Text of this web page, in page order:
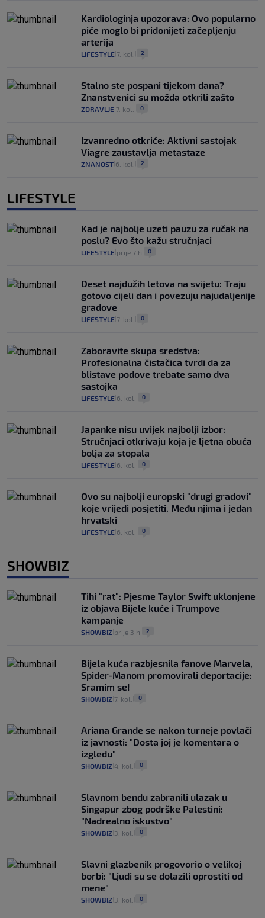
Kardiologinja upozorava: Ovo popularno
piće moglo bi pridonijeti začepljenju
arterija
LIFESTYLE 7. kol. 2
Stalno ste pospani tijekom dana?
Znanstvenici su možda otkrili zašto
ZDRAVLJE 7. kol. 0
Izvanredno otkriće: Aktivni sastojak
Viagre zaustavlja metastaze
ZNANOST 6. kol. 2
LIFESTYLE
Kad je najbolje uzeti pauzu za ručak na
poslu? Evo što kažu stručnjaci
LIFESTYLE prije 7 h 0
Deset najdužih letova na svijetu: Traju
gotovo cijeli dan i povezuju najudaljenije
gradove
LIFESTYLE 7. kol. 0
Zaboravite skupa sredstva:
Profesionalna čistačica tvrdi da za
blistave podove trebate samo dva
sastojka
LIFESTYLE 6. kol. 0
Japanke nisu uvijek najbolji izbor:
Stručnjaci otkrivaju koja je ljetna obuća
bolja za stopala
LIFESTYLE 6. kol. 0
Ovo su najbolji europski "drugi gradovi"
koje vrijedi posjetiti. Među njima i jedan
hrvatski
LIFESTYLE 6. kol. 0
SHOWBIZ
Tihi "rat": Pjesme Taylor Swift uklonjene
iz objava Bijele kuće i Trumpove
kampanje
SHOWBIZ prije 3 h 2
Bijela kuća razbjesnila fanove Marvela,
Spider-Manom promovirali deportacije:
Sramim se!
SHOWBIZ 7. kol. 0
Ariana Grande se nakon turneje povlači
iz javnosti: "Dosta joj je komentara o
izgledu"
SHOWBIZ 4. kol. 0
Slavnom bendu zabranili ulazak u
Singapur zbog podrške Palestini:
"Nadrealno iskustvo"
SHOWBIZ 3. kol. 0
Slavni glazbenik progovorio o velikoj
borbi: "Ljudi su se dolazili oprostiti od
mene"
SHOWBIZ 3. kol. 0